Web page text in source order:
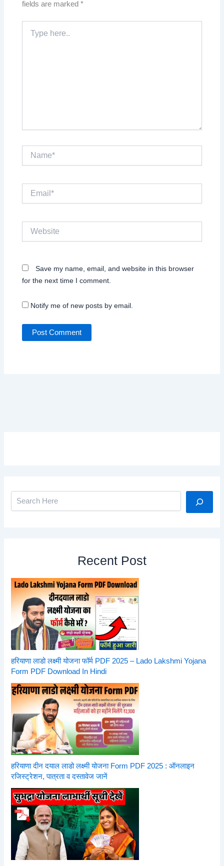
fields are marked*
here..
Name*
Save my name, email, and website in this browser
for the next time I comment.
Notify me of new posts by email.
Recent Post
हरियाणा लाडो लक्ष्मी योजना फॉर्म PDF 2025 – Lado Lakshmi Yojana
Form PDF Download In Hindi
हरियाणा दीन दयाल लाडो लक्ष्मी योजना Form PDF 2025 : ऑनलाइन
रजिस्ट्रेशन, पात्रता व दस्तावेज जानें